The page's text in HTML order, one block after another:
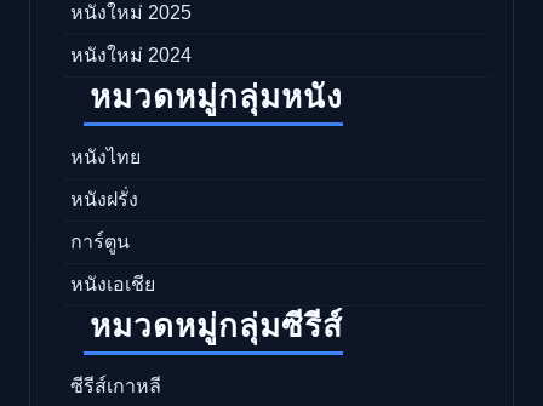
หนังใหม่ 2025
หนังใหม่ 2024
หมวดหมู่กลุ่มหนัง
หนังไทย
หนังฝรั่ง
การ์ตูน
หนังเอเชีย
หมวดหมู่กลุ่มซีรีส์
ซีรีส์เกาหลี